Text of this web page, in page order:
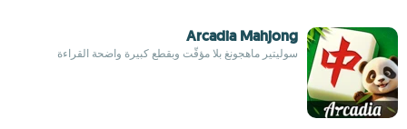
Arcadia Mahjong
سوليتير ماهجونغ بلا مؤقّت وبقطع كبيرة واضحة القراءة